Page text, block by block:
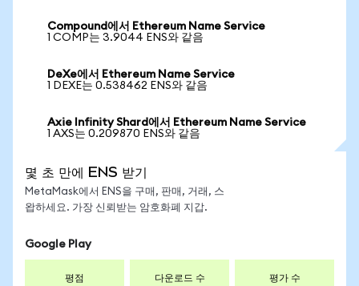
Compound에서 Ethereum Name Service
1 COMP는 3.9044 ENS와 같음
DeXe에서 Ethereum Name Service
1 DEXE는 0.538462 ENS와 같음
Axie Infinity Shard에서 Ethereum Name Service
1 AXS는 0.209870 ENS와 같음
몇 초 만에 ENS 받기
MetaMask에서 ENS을 구매, 판매, 거래, 스
왑하세요. 가장 신뢰받는 암호화폐 지갑.
Google Play
평점 다운로드 수 평가 수